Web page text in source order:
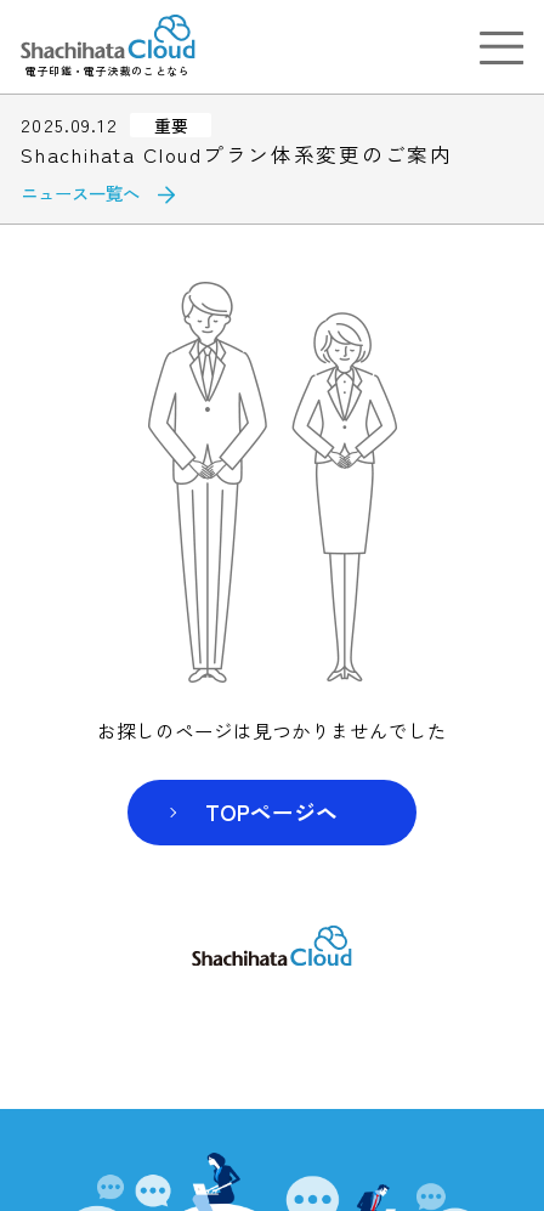
電子印鑑・電子決裁のことなら
2025.09.12 重要
Shachihata Cloudプラン体系変更のご案内
ニュース一覧へ
お探しのページは見つかりませんでした
TOPページヘ